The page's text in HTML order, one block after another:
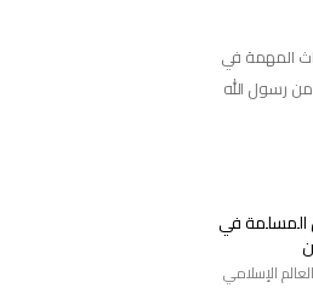
المهمة في
من رسول الله
المسلمة في
الإسلامي